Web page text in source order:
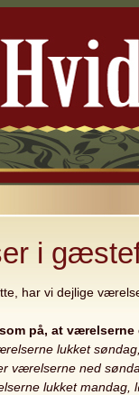
i
har vi dejlige
på, at værelserne
lukket
værelserne ned
lukket mandag,